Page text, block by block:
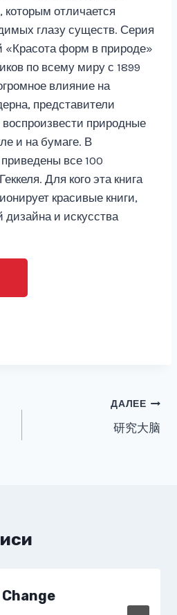
отличается
глазу существ. Серия
«Красота форм в природе»
по всему миру с 1899
влияние на
представители
природные
и на бумаге. В
все 100
Для кого эта книга
красивые книги,
дизайна и искусства
ДАЛЕЕ
研究大脑